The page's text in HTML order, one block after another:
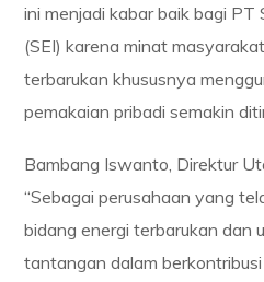
ini menjadi kabar baik bagi PT
(SEI) karena minat
terbarukan khususnya
pemakaian pribadi semakin
Bambang Iswanto, Direktur
“Sebagai perusahaan yang
bidang energi terbarukan dan
tantangan dalam